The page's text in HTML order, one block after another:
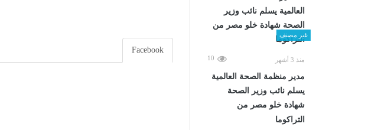
غير مصنف
منذ 3 أشهر 10
مدير منظمة الصحة العالمية
يسلم نائب وزير الصحة
شهادة خلو مصر من
التراكوما
Facebook